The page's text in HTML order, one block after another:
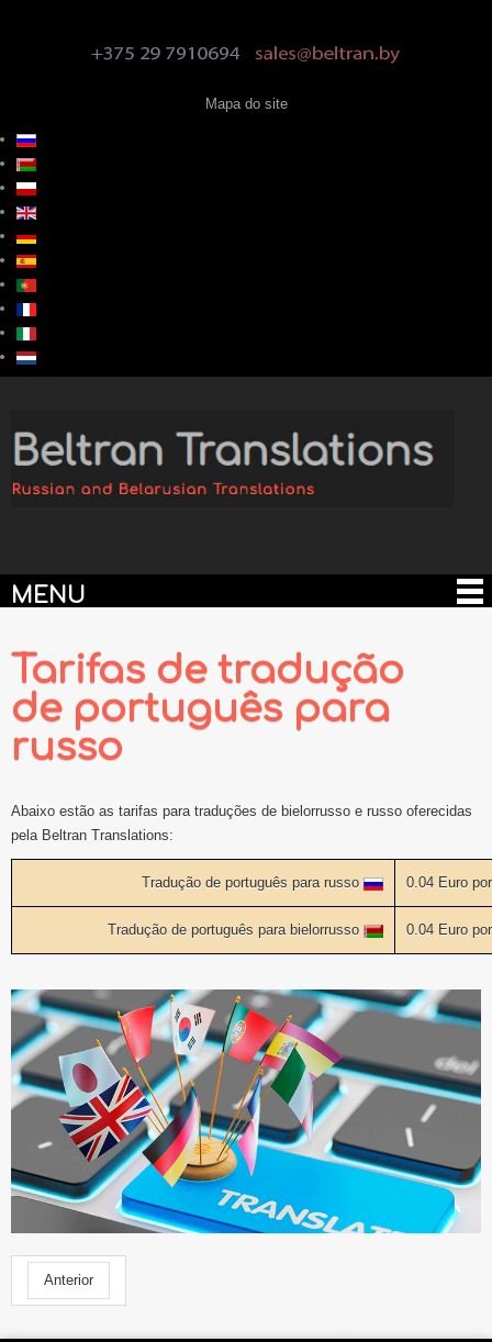
Mapa do site
MENU
Tarifas de tradução
de português para
russo
Abaixo estão as tarifas para traduções de bielorrusso e russo oferecidas
pela Beltran Translations:
Tradução de português para russo 0.04 Euro
Tradução de português para bielorrusso 0.04 Euro
Anterior